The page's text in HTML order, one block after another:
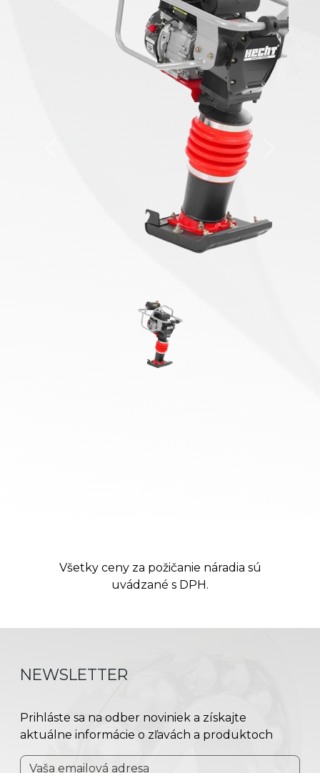
Všetky ceny za požičanie náradia sú
uvádzané s DPH.
NEWSLETTER
Prihláste sa na odber noviniek a získajte
aktuálne informácie o zľavách a produktoch